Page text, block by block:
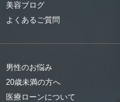
美容ブログ
よくあるご質問
男性のお悩み
20歳未満の方へ
医療ローンについて